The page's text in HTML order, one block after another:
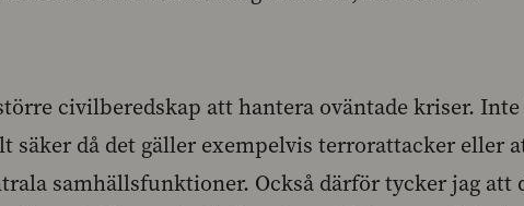
civilberedskap att hantera oväntade kriser.
säker då det gäller exempelvis terrorattacker eller
samhällsfunktioner. Också därför tycker jag att